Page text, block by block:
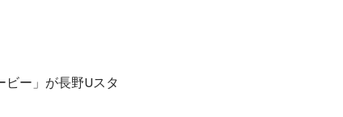
ー」が長野Uスタ